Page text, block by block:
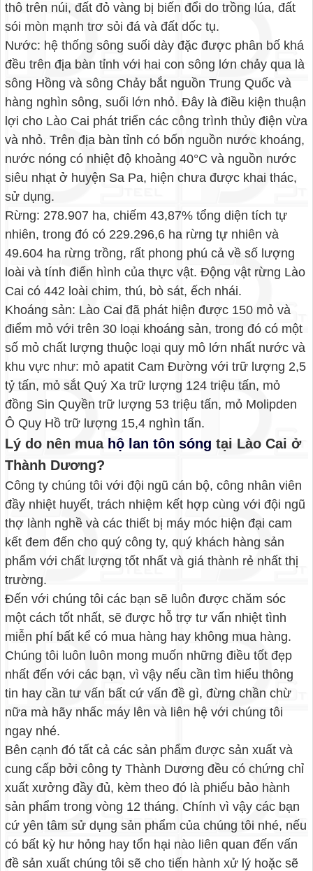
thô trên núi, đất đỏ vàng bị biến đổi do trồng lúa, đất
sói mòn mạnh trơ sỏi đá và đất dốc tụ.
Nước: hệ thống sông suối dày đặc được phân bố khá
đều trên địa bàn tỉnh với hai con sông lớn chảy qua là
sông Hồng và sông Chảy bắt nguồn Trung Quốc và
hàng nghìn sông, suối lớn nhỏ. Đây là điều kiện thuận
lợi cho Lào Cai phát triển các công trình thủy điện vừa
và nhỏ. Trên địa bàn tỉnh có bốn nguồn nước khoáng,
nước nóng có nhiệt độ khoảng 40°C và nguồn nước
siêu nhạt ở huyện Sa Pa, hiện chưa được khai thác,
sử dụng.
Rừng: 278.907 ha, chiếm 43,87% tổng diện tích tự
nhiên, trong đó có 229.296,6 ha rừng tự nhiên và
49.604 ha rừng trồng, rất phong phú cả về số lượng
loài và tính điển hình của thực vật. Động vật rừng Lào
Cai có 442 loài chim, thú, bò sát, ếch nhái.
Khoáng sản: Lào Cai đã phát hiện được 150 mỏ và
điểm mỏ với trên 30 loại khoáng sản, trong đó có một
số mỏ chất lượng thuộc loại quy mô lớn nhất nước và
khu vực như: mỏ apatit Cam Đường với trữ lượng 2,5
tỷ tấn, mỏ sắt Quý Xa trữ lượng 124 triệu tấn, mỏ
đồng Sin Quyền trữ lượng 53 triệu tấn, mỏ Molipden
Ô Quy Hồ trữ lượng 15,4 nghìn tấn.
Lý do nên mua hộ lan tôn sóng tại Lào Cai ở
Thành Dương?
Công ty chúng tôi với đội ngũ cán bộ, công nhân viên
đầy nhiệt huyết, trách nhiệm kết hợp cùng với đội ngũ
thợ lành nghề và các thiết bị máy móc hiện đại cam
kết đem đến cho quý công ty, quý khách hàng sản
phẩm với chất lượng tốt nhất và giá thành rẻ nhất thị
trường.
Đến với chúng tôi các bạn sẽ luôn được chăm sóc
một cách tốt nhất, sẽ được hỗ trợ tư vấn nhiệt tình
miễn phí bất kể có mua hàng hay không mua hàng.
Chúng tôi luôn luôn mong muốn những điều tốt đẹp
nhất đến với các bạn, vì vậy nếu cần tìm hiểu thông
tin hay cần tư vấn bất cứ vấn đề gì, đừng chần chừ
nữa mà hãy nhấc máy lên và liên hệ với chúng tôi
ngay nhé.
Bên cạnh đó tất cả các sản phẩm được sản xuất và
cung cấp bởi công ty Thành Dương đều có chứng chỉ
xuất xưởng đầy đủ, kèm theo đó là phiếu bảo hành
sản phẩm trong vòng 12 tháng. Chính vì vậy các bạn
cứ yên tâm sử dụng sản phẩm của chúng tôi nhé, nếu
có bất kỳ hư hỏng hay tổn hại nào liên quan đến vấn
đề sản xuất chúng tôi sẽ cho tiến hành xử lý hoặc sẽ